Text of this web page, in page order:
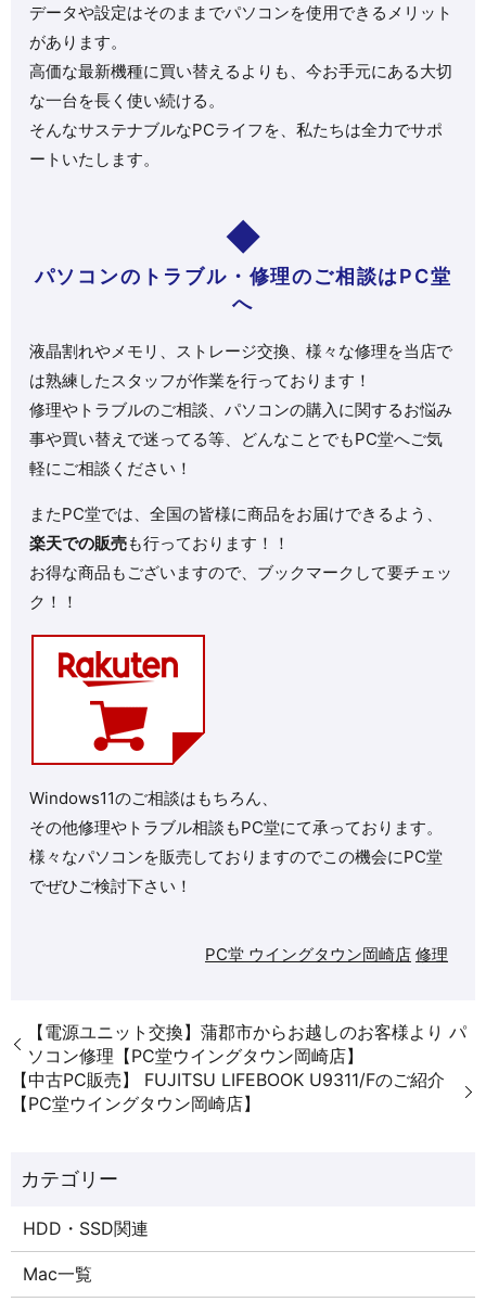
データや設定はそのままでパソコンを使用できるメリット
があります。
高価な最新機種に買い替えるよりも、今お手元にある大切
な一台を長く使い続ける。
そんなサステナブルなPCライフを、私たちは全力でサポ
ートいたします。
パソコンのトラブル・修理のご相談はPC堂
へ
液晶割れやメモリ、ストレージ交換、様々な修理を当店で
は熟練したスタッフが作業を行っております！
修理やトラブルのご相談、パソコンの購入に関するお悩み
事や買い替えで迷ってる等、どんなことでもPC堂へご気
軽にご相談ください！
またPC堂では、全国の皆様に商品をお届けできるよう、
楽天での販売も行っております！！
お得な商品もございますので、ブックマークして要チェッ
ク！！
Windows11のご相談はもちろん、
その他修理やトラブル相談もPC堂にて承っております。
様々なパソコンを販売しておりますのでこの機会にPC堂
でぜひご検討下さい！
PC堂 ウイングタウン岡崎店 修理
【電源ユニット交換】蒲郡市からお越しのお客様より パ
ソコン修理【PC堂ウイングタウン岡崎店】
【中古PC販売】 FUJITSU LIFEBOOK U9311/Fのご紹介
【PC堂ウイングタウン岡崎店】
HDD・SSD関連
Mac一覧